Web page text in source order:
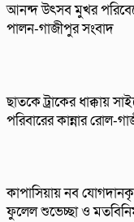
আনন্দ উৎসব মুখর
পালন-গাজীপুর সংবাদ
ছাতকে ট্রাকের ধাক্কায়
পরিবারের কান্নার রোল-
কাপাসিয়ায় নব
ফুলেল শুভেচ্ছা ও